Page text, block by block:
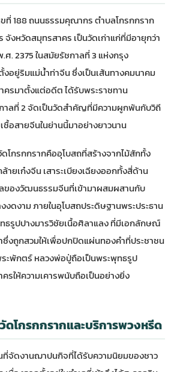
ที่ 188 ถนนธรรมคุณากร ตำบลโกรกกราก
จังหวัดสมุทรสาคร เป็นวัดเก่าแก่ที่มีอายุกว่า
. 2375 ในสมัยรัชกาลที่ 3 แห่งกรุง
อยู่ริมแม่น้ำท่าจีน ซึ่งเป็นเส้นทางคมนาคม
รมาตั้งแต่อดีต ได้รับพระราชทาน
าลที่ 2 จัดเป็นวัดสำคัญที่มีความผูกพันกับวิถี
อสายจีนในย่านนี้มาอย่างยาวนาน
โกรกกรากคืออุโบสถที่สร้างจากไม้สักทั้ง
ายเก๋งจีน เสาระเบียงเฉียงออกทั้งสี่ด้าน
ของวัฒนธรรมจีนที่เข้ามาผสมผสานกับ
ดงาม ภายในอุโบสถประดิษฐานพระประธาน
ธรูปปางมารวิชัยเนื้อศิลาแลง ที่มีเอกลักษณ์
ซึ่งถูกสวมให้เพื่อปกปิดแผ่นทองคำที่ประชาชน
ะพักตร์ หลวงพ่อปู่ถือเป็นพระพุทธรูป
รให้ความเคารพนับถือเป็นอย่างยิ่ง
โกรกกรากและบริการพวงหรีด
ที่จัดงานฌาปนกิจที่ได้รับความนิยมของชาว